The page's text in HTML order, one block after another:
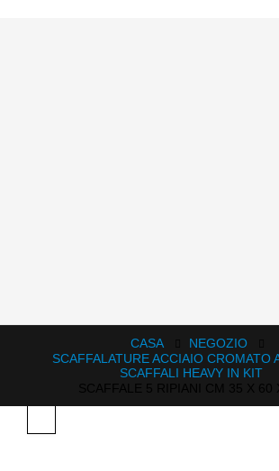
CASA
NEGOZIO
SCAFFALATURE ACCIAIO CROMATO
SCAFFALI HEAVY IN KIT